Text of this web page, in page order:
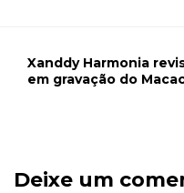
Xanddy Harmonia
em gravação do
Deixe um